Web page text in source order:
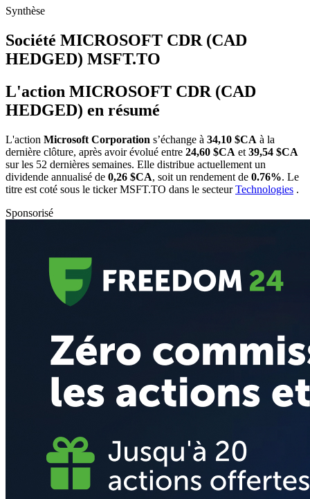
Synthèse
Société MICROSOFT CDR (CAD
HEDGED) MSFT.TO
L'action MICROSOFT CDR (CAD
HEDGED) en résumé
L'action Microsoft Corporation s’échange à 34,10 $CA à la
dernière clôture, après avoir évolué entre 24,60 $CA et 39,54 $CA
sur les 52 dernières semaines. Elle distribue actuellement un
dividende annualisé de 0,26 $CA, soit un rendement de 0.76%. Le
titre est coté sous le tickerMSFT.TO dans le secteurTechnologies .
Sponsorisé